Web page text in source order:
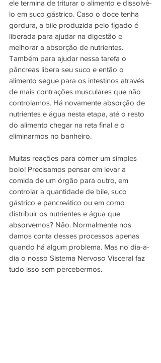
ele termina de triturar o alimento e dissolvê-
lo em suco gástrico. Caso o doce tenha
gordura, a bile produzida pelo fígado é
liberada para ajudar na digestão e
melhorar a absorção de nutrientes.
Também para ajudar nessa tarefa o
pâncreas libera seu suco e então o
alimento segue para os intestinos através
de mais contrações musculares que não
controlamos. Há novamente absorção de
nutrientes e água nesta etapa, até o resto
do alimento chegar na reta final e o
eliminarmos no banheiro.
Muitas reações para comer um simples
bolo! Precisamos pensar em levar a
comida de um órgão para outro, em
controlar a quantidade de bile, suco
gástrico e pancreático ou em como
distribuir os nutrientes e água que
absorvemos? Não. Normalmente nos
damos conta desses processos apenas
quando há algum problema. Mas no dia-a-
dia o nosso Sistema Nervoso Visceral faz
tudo isso sem percebermos.